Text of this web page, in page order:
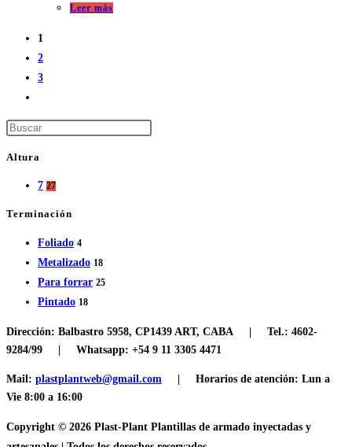
Leer más
1
2
3
Altura
7 27
Terminación
Foliado 4
Metalizado 18
Para forrar 25
Pintado 18
Dirección: Balbastro 5958, CP1439 ART, CABA | Tel.: 4602-
9284/99 |
Whatsapp: +54 9 11 3305 4471
Mail: plastplantweb@gmail.com | Horarios de atención: Lun a
Vie 8:00 a 16:00
Copyright © 2026 Plast-Plant Plantillas de armado inyectadas y